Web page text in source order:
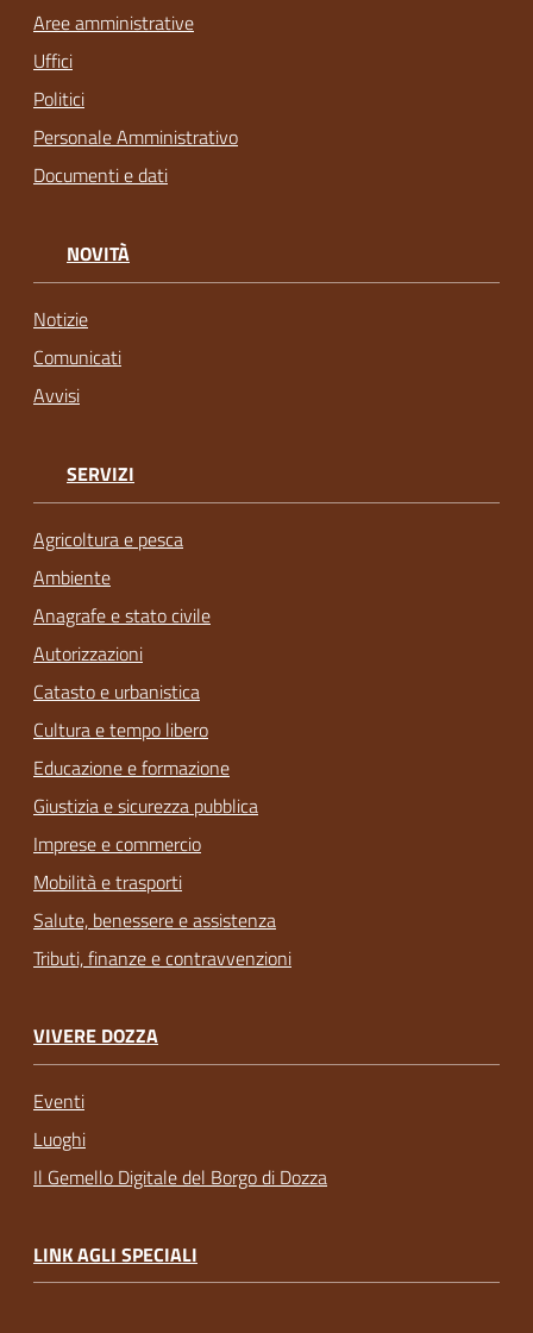
Aree amministrative
Uffici
Politici
Personale Amministrativo
Documenti e dati
NOVITÀ
Notizie
Comunicati
Avvisi
SERVIZI
Agricoltura e pesca
Ambiente
Anagrafe e stato civile
Autorizzazioni
Catasto e urbanistica
Cultura e tempo libero
Educazione e formazione
Giustizia e sicurezza pubblica
Imprese e commercio
Mobilità e trasporti
Salute, benessere e assistenza
Tributi, finanze e contravvenzioni
VIVERE DOZZA
Eventi
Luoghi
Il Gemello Digitale del Borgo di Dozza
LINK AGLI SPECIALI